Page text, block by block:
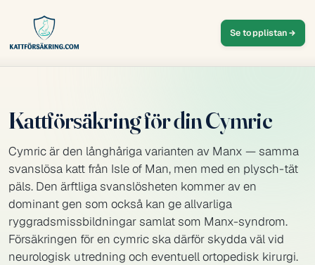
Se topplistan
Kattförsäkring för din Cymric
Cymric är den långhåriga varianten av Manx — samma
svanslösa katt från Isle of Man, men med en plysch-tät
päls. Den ärftliga svanslösheten kommer av en
dominant gen som också kan ge allvarliga
ryggradsmissbildningar samlat som Manx-syndrom.
Försäkringen för en cymric ska därför skydda väl vid
neurologisk utredning och eventuell ortopedisk kirurgi.